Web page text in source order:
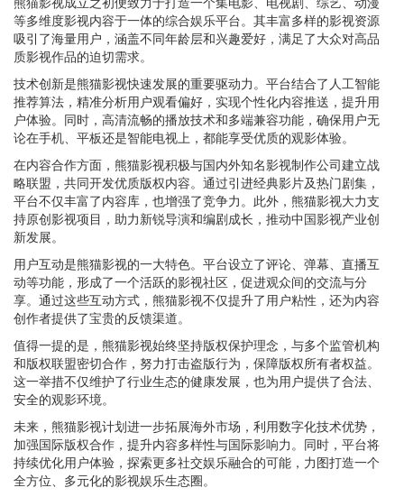
等多维度影视内容于一体的综合娱乐平台。其丰富多样的影视资源
吸引了海量用户，涵盖不同年龄层和兴趣爱好，满足了大众对高品
质影视作品的迫切需求。
技术创新是熊猫影视快速发展的重要驱动力。平台结合了人工智能
推荐算法，精准分析用户观看偏好，实现个性化内容推送，提升用
户体验。同时，高清流畅的播放技术和多端兼容功能，确保用户无
论在手机、平板还是智能电视上，都能享受优质的观影体验。
在内容合作方面，熊猫影视积极与国内外知名影视制作公司建立战
略联盟，共同开发优质版权内容。通过引进经典影片及热门剧集，
平台不仅丰富了内容库，也增强了竞争力。此外，熊猫影视大力支
持原创影视项目，助力新锐导演和编剧成长，推动中国影视产业创
新发展。
用户互动是熊猫影视的一大特色。平台设立了评论、弹幕、直播互
动等功能，形成了一个活跃的影视社区，促进观众间的交流与分
享。通过这些互动方式，熊猫影视不仅提升了用户粘性，还为内容
创作者提供了宝贵的反馈渠道。
值得一提的是，熊猫影视始终坚持版权保护理念，与多个监管机构
和版权联盟密切合作，努力打击盗版行为，保障版权所有者权益。
这一举措不仅维护了行业生态的健康发展，也为用户提供了合法、
安全的观影环境。
未来，熊猫影视计划进一步拓展海外市场，利用数字化技术优势，
加强国际版权合作，提升内容多样性与国际影响力。同时，平台将
持续优化用户体验，探索更多社交娱乐融合的可能，力图打造一个
全方位、多元化的影视娱乐生态圈。